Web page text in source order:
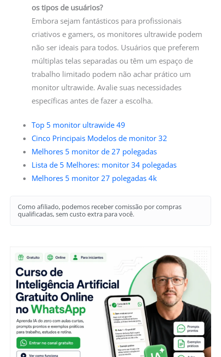
os tipos de usuários?
Embora sejam fantásticos para profissionais
criativos e gamers, os monitores ultrawide podem
não ser ideais para todos. Usuários que preferem
múltiplas telas separadas ou têm um espaço de
trabalho limitado podem não achar prático um
monitor ultrawide. Avalie suas necessidades
específicas antes de fazer a escolha.
Top 5 monitor ultrawide 49
Cinco Principais Modelos de monitor 32
Melhores 5 monitor de 27 polegadas
Lista de 5 Melhores: monitor 34 polegadas
Melhores 5 monitor 27 polegadas 4k
Como afiliado, podemos receber comissão por compras
qualificadas, sem custo extra para você.